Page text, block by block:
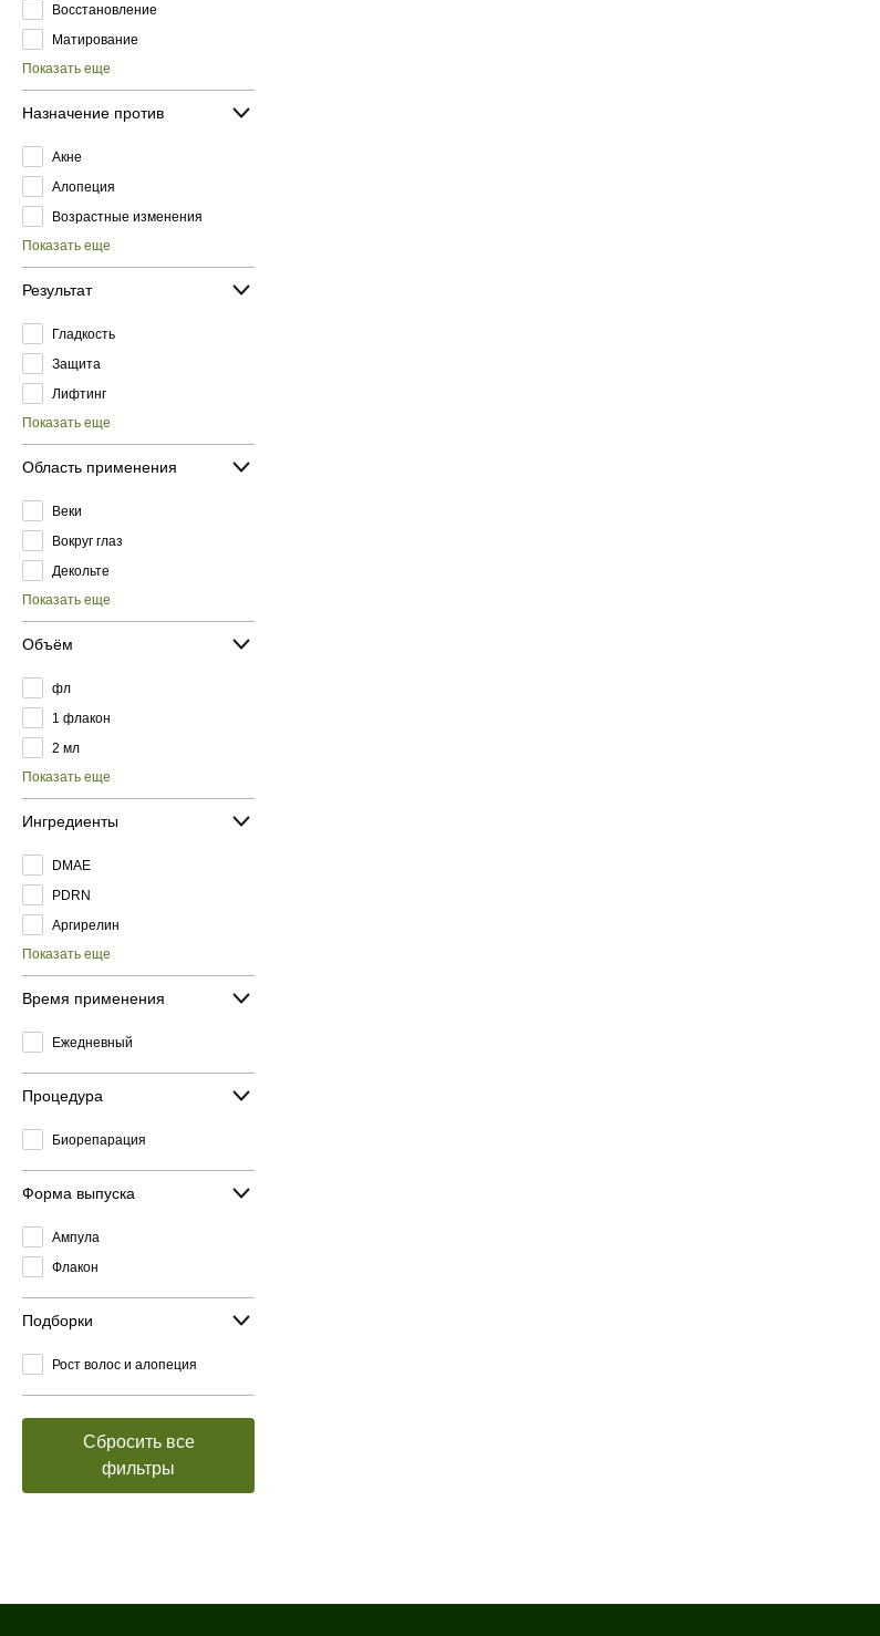
Восстановление
Матирование
Показать еще
Назначение против
Акне
Алопеция
Возрастные изменения
Показать еще
Результат
Гладкость
Защита
Лифтинг
Показать еще
Область применения
Веки
Вокруг глаз
Декольте
Показать еще
Объём
фл
1 флакон
2 мл
Показать еще
Ингредиенты
DMAE
PDRN
Аргирелин
Показать еще
Время применения
Ежедневный
Процедура
Биорепарация
Форма выпуска
Ампула
Флакон
Подборки
Рост волос и алопеция
Сбросить все
фильтры